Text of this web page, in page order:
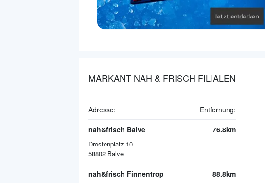
MARKANT NAH & FRISCH FILIALEN
Adresse: Entfernung:
nah&frisch Balve
Drostenplatz 10
58802 Balve
76.8km
nah&frisch Finnentrop 88.8km